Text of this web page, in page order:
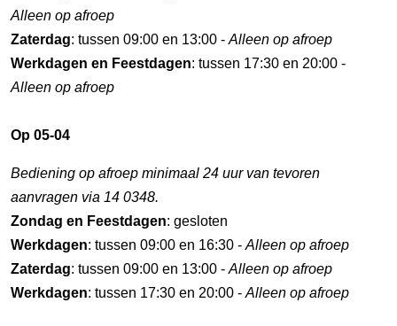
Alleen op afroep
Zaterdag: tussen 09:00 en 13:00 - Alleen op afroep
Werkdagen en Feestdagen: tussen 17:30 en 20:00 -
Alleen op afroep
Op 05-04
Bediening op afroep minimaal 24 uur van tevoren
aanvragen via 14 0348.
Zondag en Feestdagen: gesloten
Werkdagen: tussen 09:00 en 16:30 - Alleen op afroep
Zaterdag: tussen 09:00 en 13:00 - Alleen op afroep
Werkdagen: tussen 17:30 en 20:00 - Alleen op afroep